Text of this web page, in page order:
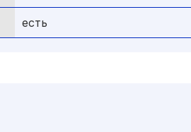
есть